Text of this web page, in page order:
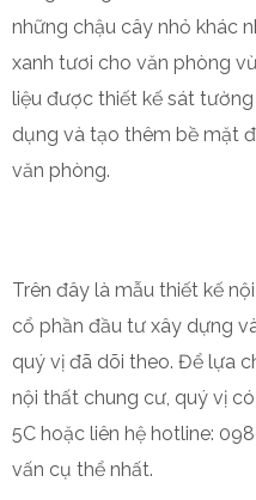
những chậu cây nhỏ khác
xanh tươi cho văn phòng
liệu được thiết kế sát
dụng và tạo thêm bề mặt
văn phòng.
Trên đây là mẫu thiết kế
cổ phần đầu tư xây dựng
quý vị đã dõi theo. Để lựa
nội thất chung cư, quý vị
5C hoặc liên hệ hotline:
vấn cụ thể nhất.